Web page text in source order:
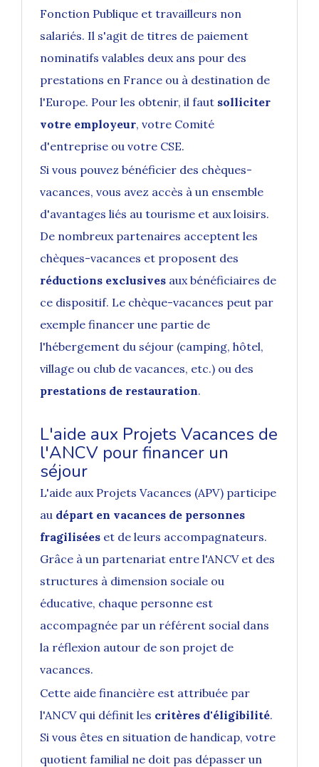
Fonction Publique et travailleurs non
salariés. Il s'agit de titres de paiement
nominatifs valables deux ans pour des
prestations en France ou à destination de
l'Europe. Pour les obtenir, il faut solliciter
votre employeur, votre Comité
d'entreprise ou votre CSE.
Si vous pouvez bénéficier des chèques-
vacances, vous avez accès à un ensemble
d'avantages liés au tourisme et aux loisirs.
De nombreux partenaires acceptent les
chèques-vacances et proposent des
réductions exclusives aux bénéficiaires de
ce dispositif. Le chèque-vacances peut par
exemple financer une partie de
l'hébergement du séjour (camping, hôtel,
village ou club de vacances, etc.) ou des
prestations de restauration.
L'aide aux Projets Vacances de
l'ANCV pour financer un
séjour
L'aide aux Projets Vacances (APV) participe
au départ en vacances de personnes
fragilisées et de leurs accompagnateurs.
Grâce à un partenariat entre l'ANCV et des
structures à dimension sociale ou
éducative, chaque personne est
accompagnée par un référent social dans
la réflexion autour de son projet de
vacances.
Cette aide financière est attribuée par
l'ANCV qui définit les critères d'éligibilité.
Si vous êtes en situation de handicap, votre
quotient familial ne doit pas dépasser un